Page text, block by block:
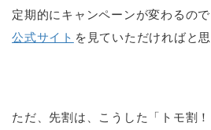
定期的にキャンペーンが変わるので
公式サイト を見ていただければと思
ただ、先割は、こうした「トモ割